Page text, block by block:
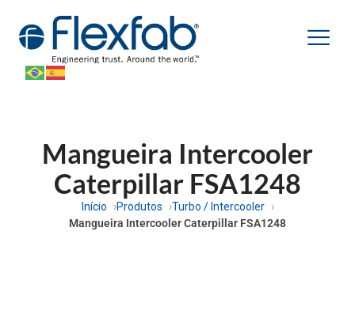
Mangueira Intercooler
Caterpillar FSA1248
Início Produtos
Turbo / Intercooler
Mangueira Intercooler Caterpillar FSA1248